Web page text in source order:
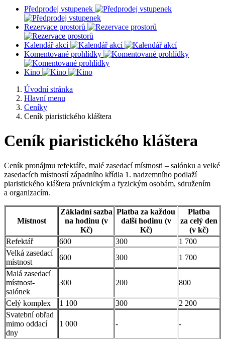
Předprodej vstupenek
Rezervace prostorů
Kalendář akcí
Komentované prohlídky
Kino
Úvodní stránka
Hlavní menu
Ceníky
Ceník piaristického kláštera
Ceník piaristického kláštera
Ceník pronájmu refektáře, malé zasedací místnosti – salónku a velké
zasedacích místností západního křídla 1. nadzemního podlaží
piaristického kláštera právnickým a fyzickým osobám, sdružením
a organizacím.
Místnost
Základní sazba
na hodinu (v
Kč)
Platba za každou
další hodinu (v
Kč)
Platba
za celý den
(v kč)
Refektář
600 300
1 700
Velká zasedací
místnost
600 300
1 700
Malá zasedací
místnost-
salónek
300 200 800
Celý komplex 1 100 300
2 200
Svatební obřad
mimo oddací
dny
1 000 - -